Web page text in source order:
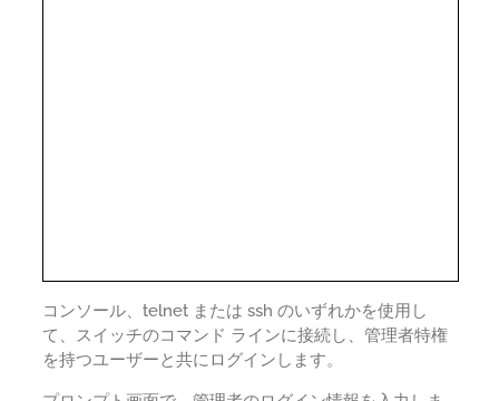
コンソール、telnet または ssh のいずれかを使用し
て、スイッチのコマンド ラインに接続し、管理者特権
を持つユーザーと共にログインします。